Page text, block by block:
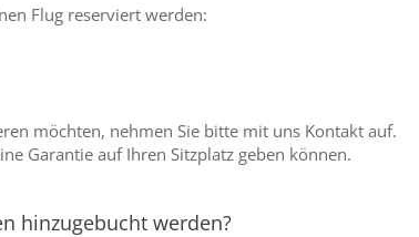
Flug reserviert werden:
möchten, nehmen Sie bitte mit uns Kontakt auf.
Garantie auf Ihren Sitzplatz geben können.
hinzugebucht werden?